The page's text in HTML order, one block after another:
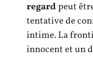
regardpeut
tentative de
intime. La
innocent et un